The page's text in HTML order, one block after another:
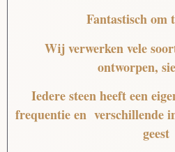
Fantastischom
Wij verwerken vele
ontworpen,
Iedere steen heeft een
frequentie en verschillende
geest